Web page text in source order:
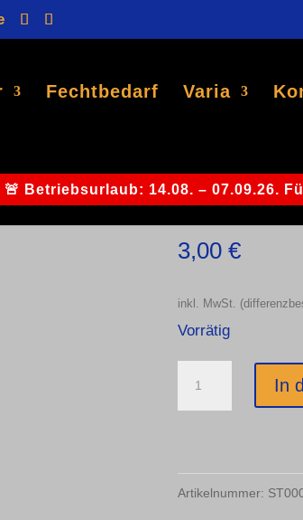
Fechtbedarf Varia
🚨 Betriebsurlaub: 14.08. – 07.09.26.
Products
3,00€
inkl. MwSt.
Vorrätig
In
Artikelnummer: